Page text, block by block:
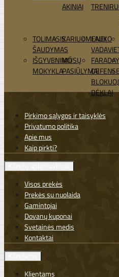
AKINIAI
TOLIMASIS
ŠAUDYMAS
KARIUOMENEI
LAUKO
IŠGYVENIMO
MOKYKLA
MŪSŲ
PASIŪLYMAI
FARADAY
DEFENSE
DĖKLAI
Pirkimo sąlygos ir taisyklės
Privatumo politika
Apie mus
Kaip pirkti?
Visos prekės
Prekės su nuolaida
Gamintojai
Dovanų kuponai
Svetainės medis
Kontaktai
Klientams